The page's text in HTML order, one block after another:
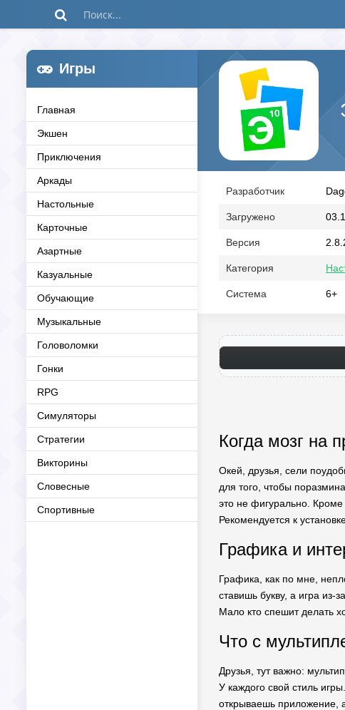
Игры
Главная
Экшен
Приключения
Аркады
Настольные
Карточные
Азартные
Казуальные
Обучающие
Музыкальные
Головоломки
Гонки
RPG
Симуляторы
Стратегии
Викторины
Словесные
Спортивные
Разработчик
Загружено
Версия
Категория
Система 6+
Когда мозг на
Окей, друзья, сели
для того, чтобы
это не фигурально. Кроме
Рекомендуется к
Графика и
Графика, как по мне,
ставишь букву, а игра из-
Мало кто спешит делать
Что с
Друзья, тут важно:
У каждого свой стиль
открываешь приложение,